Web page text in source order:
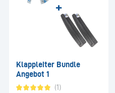
Klappleiter Bundle
Angebot 1
(1)